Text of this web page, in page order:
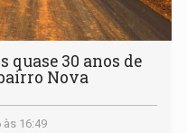
quase 30 anos de
Nova
16:49